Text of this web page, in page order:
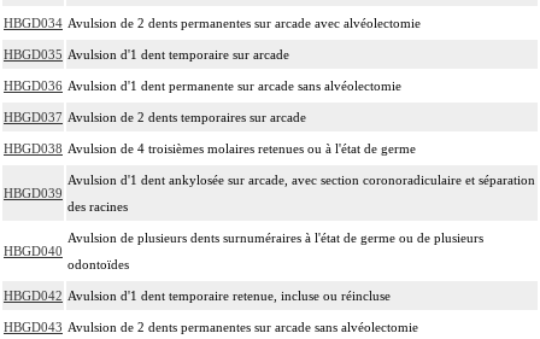
HBGD034 Avulsion de 2 dents permanentes sur arcade avec alvéolectomie
HBGD035 Avulsion d'1 dent temporaire sur arcade
HBGD036 Avulsion d'1 dent permanente sur arcade sans alvéolectomie
HBGD037 Avulsion de 2 dents temporaires sur arcade
HBGD038 Avulsion de 4 troisièmes molaires retenues ou à l'état de germe
HBGD039
Avulsion d'1 dent ankylosée sur arcade, avec section coronoradiculaire et séparation
des racines
HBGD040
Avulsion de plusieurs dents surnuméraires à l'état de germe ou de plusieurs
odontoïdes
HBGD042 Avulsion d'1 dent temporaire retenue, incluse ou réincluse
HBGD043 Avulsion de 2 dents permanentes sur arcade sans alvéolectomie